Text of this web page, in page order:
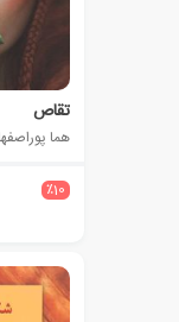
تقاص
هما
٪10